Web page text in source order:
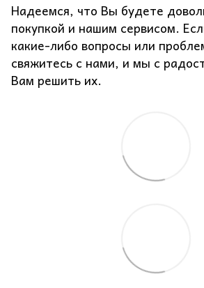
Надеемся, что Вы будете
покупкой и нашим сервисом.
какие-либо вопросы или
свяжитесь с нами, и мы с
Вам решить их.